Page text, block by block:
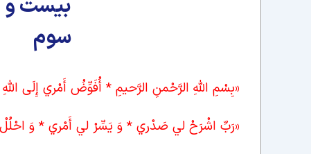
بیست و
سوم
«بِسْمِ اللَّهِ الرَّحْمنِ الرَّحيمِ * أُفَوِّضُ أَمْري إِلَى اللَّهِ
«رَبِّ اشْرَحْ لي‏ صَدْري * وَ يَسِّرْ لي‏ أَمْري * وَ